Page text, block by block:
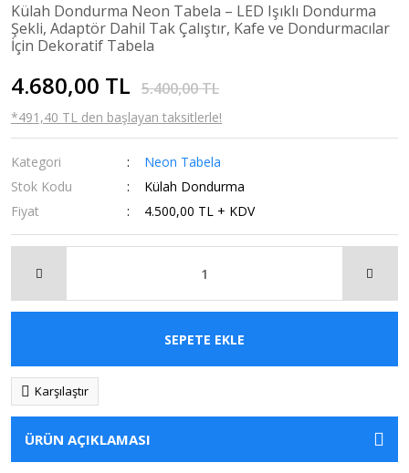
Külah Dondurma Neon Tabela – LED Işıklı Dondurma
Şekli, Adaptör Dahil Tak Çalıştır, Kafe ve Dondurmacılar
İçin Dekoratif Tabela
4.680,00 TL 5.400,00 TL
*491,40 TL den başlayan taksitlerle!
Kategori
Neon Tabela
Stok Kodu
Külah Dondurma
Fiyat
4.500,00 TL + KDV
SEPETE EKLE
Karşılaştır
ÜRÜN AÇIKLAMASI